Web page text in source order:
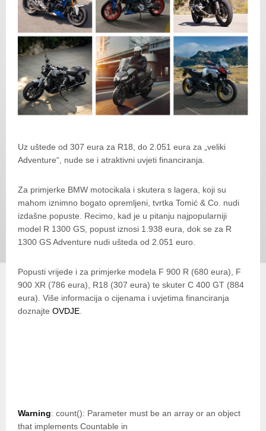
Uz uštede od 307 eura za R18, do 2.051 eura za „veliki
Adventure“, nude se i atraktivni uvjeti financiranja.
Za primjerke BMW motocikala i skutera s lagera, koji su
mahom iznimno bogato opremljeni, tvrtka Tomić & Co. nudi
izdašne popuste. Recimo, kad je u pitanju najpopularniji
model R 1300 GS, popust iznosi 1.938 eura, dok se za R
1300 GS Adventure nudi ušteda od 2.051 euro.
Popusti vrijede i za primjerke modela F 900 R (680 eura), F
900 XR (786 eura), R18 (307 eura) te skuter C 400 GT (884
eura). Više informacija o cijenama i uvjetima financiranja
doznajte OVDJE
Warning: count(): Parameter must be an array or an object
that implements Countable in